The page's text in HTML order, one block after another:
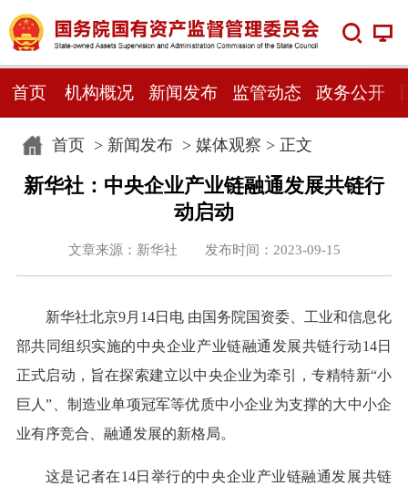
首页 机构概况 新闻发布 监管动态 政务公开
首页> 新闻发布> 媒体观察 > 正文
新华社：中央企业产业链融通发展共链行
动启动
文章来源：新华社 发布时间：2023-09-15
新华社北京9月14日电 由国务院国资委、工业和信息化
部共同组织实施的中央企业产业链融通发展共链行动14日
正式启动，旨在探索建立以中央企业为牵引，专精特新“小
巨人”、制造业单项冠军等优质中小企业为支撑的大中小企
业有序竞合、融通发展的新格局。
这是记者在14日举行的中央企业产业链融通发展共链